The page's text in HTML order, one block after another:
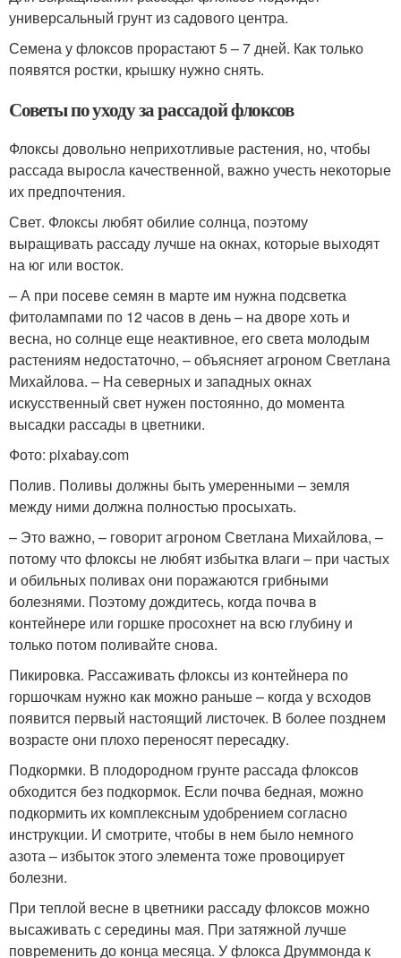
универсальный грунт из садового центра.
Семена у флоксов прорастают 5 – 7 дней. Как только
появятся ростки, крышку нужно снять.
Советы по уходу за рассадой флоксов
Флоксы довольно неприхотливые растения, но, чтобы
рассада выросла качественной, важно учесть некоторые
их предпочтения.
Свет. Флоксы любят обилие солнца, поэтому
выращивать рассаду лучше на окнах, которые выходят
на юг или восток.
– А при посеве семян в марте им нужна подсветка
фитолампами по 12 часов в день – на дворе хоть и
весна, но солнце еще неактивное, его света молодым
растениям недостаточно, – объясняет агроном Светлана
Михайлова. – На северных и западных окнах
искусственный свет нужен постоянно, до момента
высадки рассады в цветники.
Фото: pixabay.com
Полив. Поливы должны быть умеренными – земля
между ними должна полностью просыхать.
– Это важно, – говорит агроном Светлана Михайлова, –
потому что флоксы не любят избытка влаги – при частых
и обильных поливах они поражаются грибными
болезнями. Поэтому дождитесь, когда почва в
контейнере или горшке просохнет на всю глубину и
только потом поливайте снова.
Пикировка. Рассаживать флоксы из контейнера по
горшочкам нужно как можно раньше – когда у всходов
появится первый настоящий листочек. В более позднем
возрасте они плохо переносят пересадку.
Подкормки. В плодородном грунте рассада флоксов
обходится без подкормок. Если почва бедная, можно
подкормить их комплексным удобрением согласно
инструкции. И смотрите, чтобы в нем было немного
азота – избыток этого элемента тоже провоцирует
болезни.
При теплой весне в цветники рассаду флоксов можно
высаживать с середины мая. При затяжной лучше
повременить до конца месяца. У флокса Друммонда к